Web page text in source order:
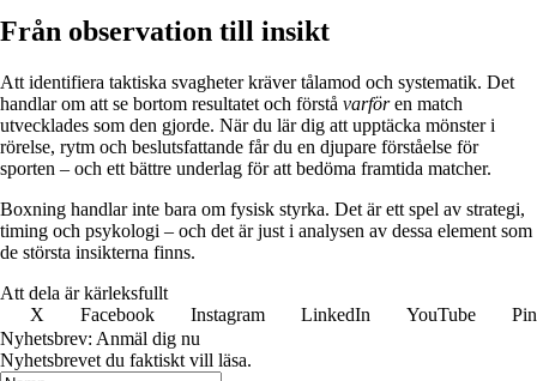
Från observation till insikt
Att identifiera taktiska svagheter kräver tålamod och systematik. Det
handlar om att se bortom resultatet och förstå varfören match
utvecklades som den gjorde. När du lär dig att upptäcka mönster i
rörelse, rytm och beslutsfattande får du en djupare förståelse för
sporten – och ett bättre underlag för att bedöma framtida matcher.
Boxning handlar inte bara om fysisk styrka. Det är ett spel av strategi,
timing och psykologi – och det är just i analysen av dessa element som
de största insikterna finns.
Att dela är kärleksfullt
X
Facebook Instagram LinkedIn YouTube
Nyhetsbrev: Anmäl dig nu
Nyhetsbrevet du faktiskt vill läsa.